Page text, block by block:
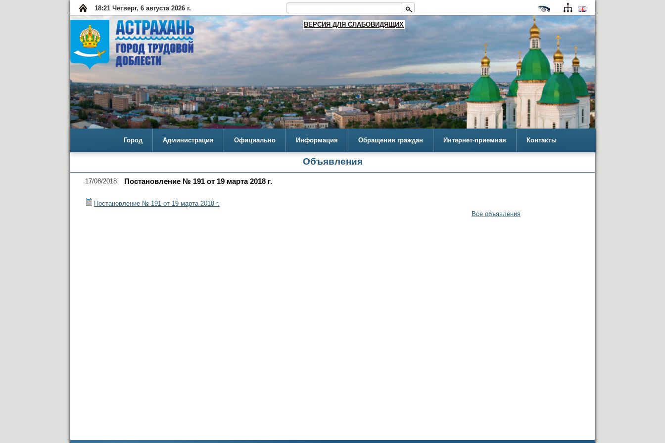
18:21 Четверг, 6 августа 2026 г.
ВЕРСИЯ ДЛЯ СЛАБОВИДЯЩИХ
Город Администрация Официально Информация Обращения граждан Интернет-приемная Контакты
Объявления
17/08/2018 Постановление № 191 от 19 марта 2018 г.
Постановление № 191 от 19 марта 2018 г.
Все объявления